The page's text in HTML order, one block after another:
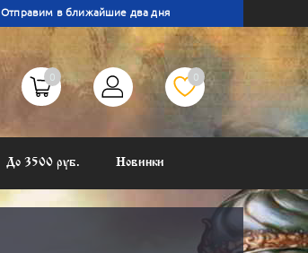
Отправим в ближайшие два дня
0 0
До 3500 руб. Новинки